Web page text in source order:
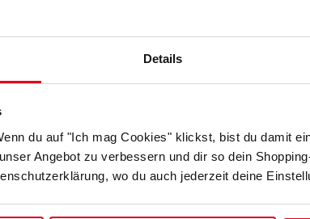
Details
du auf "Ich mag Cookies" klickst, bist du damit
Angebot zu verbessern und dir so dein
wo du auch jederzeit deine
Stahlrahmen stellt Nitro Concepts
Aber auch der für Sitzfläche und
ihn bequem. Insgesamt garantiert
deutschem Design und hochpräziser
Stuhl.
zu früheren Versionen.